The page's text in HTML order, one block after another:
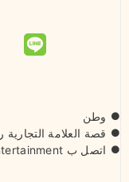
وطن
قصة العلامة التجارية
اتصل ب Lane Entertainment